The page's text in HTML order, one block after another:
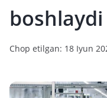
boshlaydi
Chop etilgan: 18 Iyun